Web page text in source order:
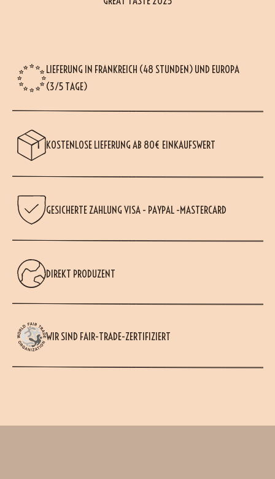
LIEFERUNG IN FRANKREICH (48 STUNDEN) UND EUROPA
(3/5 TAGE)
KOSTENLOSE LIEFERUNG AB 80€ EINKAUFSWERT
GESICHERTE ZAHLUNG VISA - PAYPAL -MASTERCARD
DIREKT PRODUZENT
WIR SIND FAIR-TRADE-ZERTIFIZIERT